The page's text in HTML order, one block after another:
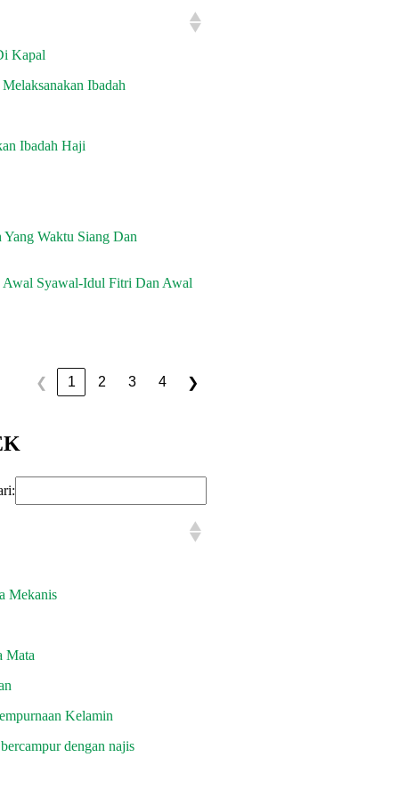
Kapal
Ibadah
Ibadah Haji
Yang Waktu Siang Dan
Awal Syawal-Idul Fitri Dan Awal
❮ 1 2 3 4 ❯
Mekanis
Mata
Kelamin
dengan najis